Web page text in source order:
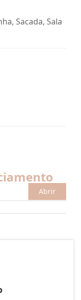
Sacada, Sala
Abrir